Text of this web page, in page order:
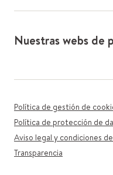
Nuestras webs de
Política de gestión de
Política de protección de
Aviso legal y condiciones
Transparencia